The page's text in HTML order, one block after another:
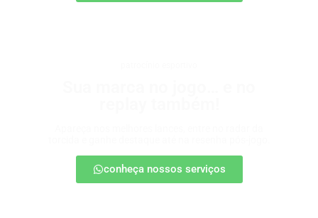
conheça nossos serviços